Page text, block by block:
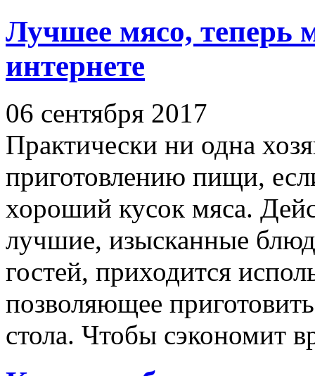
Лучшее мясо, теперь
интернете
06 сентября 2017
Практически ни одна
приготовлению пищи,
хороший кусок мяса.
лучшие, изысканные
гостей, приходится
позволяющее
стола. Чтобы сэкономит